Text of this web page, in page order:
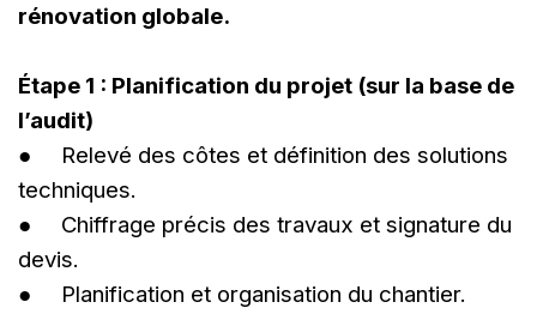
rénovation globale.
Étape 1 : Planification du projet (sur la base de
l’audit)
● Relevé des côtes et définition des solutions
techniques.
● Chiffrage précis des travaux et signature du
devis.
● Planification et organisation du chantier.